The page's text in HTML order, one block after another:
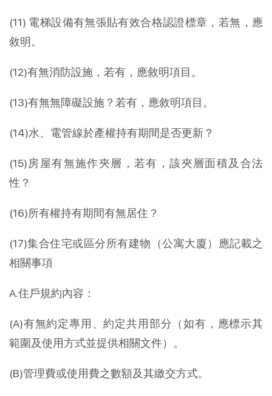
(11) 電梯設備有無張貼有效合格認證標章，若無，應
敘明。
(12)有無消防設施，若有，應敘明項目。
(13)有無無障礙設施？若有，應敘明項目。
(14)水、電管線於產權持有期間是否更新？
(15)房屋有無施作夾層，若有，該夾層面積及合法
性？
(16)所有權持有期間有無居住？
(17)集合住宅或區分所有建物（公寓大廈）應記載之
相關事項
A.住戶規約內容：
(A)有無約定專用、約定共用部分（如有，應標示其
範圍及使用方式並提供相關文件）。
(B)管理費或使用費之數額及其繳交方式。